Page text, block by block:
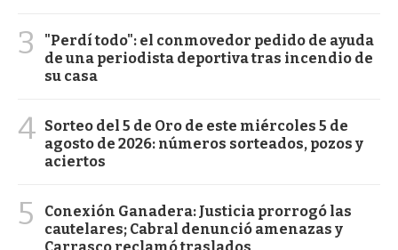
3
"Perdí todo": el conmovedor pedido de ayuda
de una periodista deportiva tras incendio de
su casa
4 Sorteo del 5 de Oro de este miércoles 5 de
agosto de 2026: números sorteados, pozos y
aciertos
5
Conexión Ganadera: Justicia prorrogó las
cautelares; Cabral denunció amenazas y